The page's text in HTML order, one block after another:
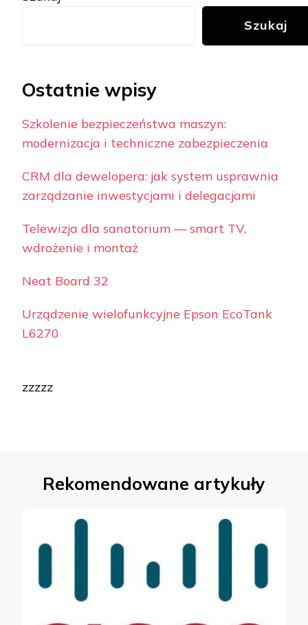
Szukaj
Ostatnie wpisy
Szkolenie bezpieczeństwa maszyn:
modernizacja i techniczne zabezpieczenia
CRM dla dewelopera: jak system usprawnia
zarządzanie inwestycjami i delegacjami
Telewizja dla sanatorium — smart TV,
wdrożenie i montaż
Neat Board 32
Urządzenie wielofunkcyjne Epson EcoTank
L6270
zzzzz
Rekomendowane artykuły